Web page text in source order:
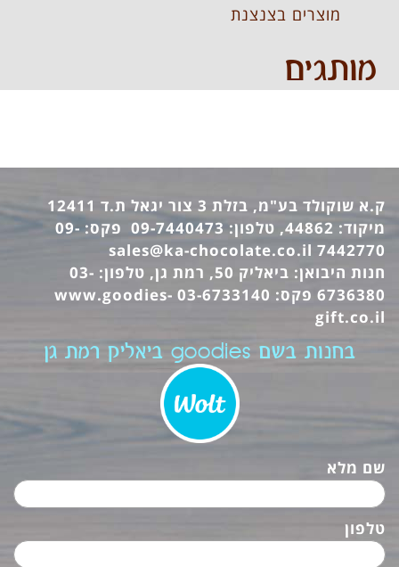
מוצרים בצנצנת
מותגים
ק.א שוקולד בע"מ, בזלת 3 צור יגאל ת.ד 12411
מיקוד: 44862, טלפון: 09-7440473 פקס: 09-
7442770
sales@ka-chocolate.co.il
חנות היבואן: ביאליק 50, רמת גן, טלפון: 03-
6736380 פקס: 03-6733140
www.goodies-
gift.co.il
בחנות בשם goodies ביאליק רמת גן
שם מלא
טלפון